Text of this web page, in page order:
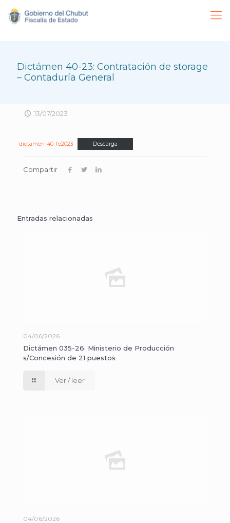
Dictámen 40-23: Contratación de storage
– Contaduría General
13/07/2023
dictamen_40_fe2023 Descarga
Compartir
Entradas relacionadas
04/06/2026
Dictámen 035-26: Ministerio de Producción
s/Concesión de 21 puestos
Ver / leer
04/06/2026